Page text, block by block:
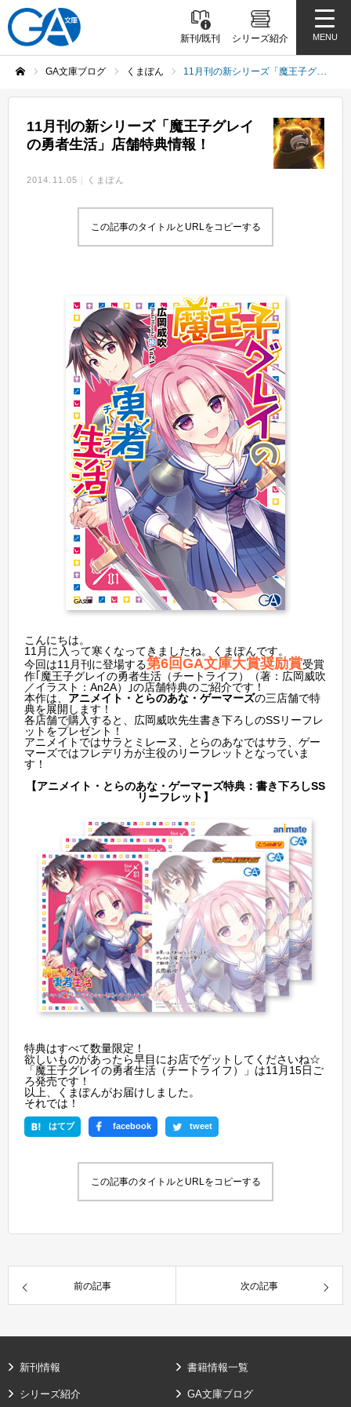
新刊/既刊 シリーズ紹介 MENU
GA文庫ブログ くまぽん 11月刊の新シリーズ「魔王子グレイの勇者生活」店舗特典情報！
11月刊の新シリーズ「魔王子グレイ
の勇者生活」店舗特典情報！
2014.11.05 くまぽん
この記事のタイトルとURLをコピーする
こんにちは。
11月に入って寒くなってきましたね。くまぽんです。
今回は11月刊に登場する第6回GA文庫大賞奨励賞受賞
作｢魔王子グレイの勇者生活（チートライフ）（著：広岡威吹
／イラスト：An2A）｣の店舗特典のご紹介です！
本作は、 アニメイト・とらのあな・ゲーマーズの三店舗で特
典を展開します！
各店舗で購入すると、広岡威吹先生書き下ろしのSSリーフレ
ットをプレゼント！
アニメイトではサラとミレーヌ、とらのあなではサラ、ゲー
マーズではフレデリカが主役のリーフレットとなっていま
す！
【アニメイト・とらのあな・ゲーマーズ特典：書き下ろしSS
リーフレット】
特典はすべて数量限定！
欲しいものがあったら早目にお店でゲットしてくださいね☆
「魔王子グレイの勇者生活（チートライフ）」は11月15日ご
ろ発売です！
以上、くまぽんがお届けしました。
それでは！
はてブ facebook tweet
この記事のタイトルとURLをコピーする
前の記事 次の記事
新刊情報 書籍情報一覧
シリーズ紹介 GA文庫ブログ